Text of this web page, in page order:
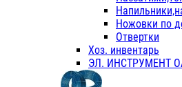
Ножовки по
Отвертки
Хоз. инвентарь
ЭЛ. ИНСТРУМЕНТ